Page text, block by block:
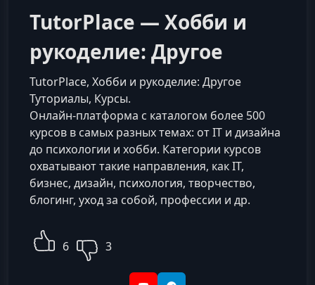
TutorPlace — Хобби и
рукоделие: Другое
TutorPlace, Хобби и рукоделие: Другое
Туториалы, Курсы.
Онлайн-платформа с каталогом более 500
курсов в самых разных темах: от IT и дизайна
до психологии и хобби. Категории курсов
охватывают такие направления, как IT,
бизнес, дизайн, психология, творчество,
блогинг, уход за собой, профессии и др.
6 3